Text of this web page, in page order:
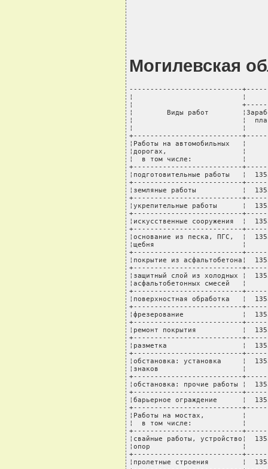
Могилевская
---------------------------
¦                          ¦
¦
¦        Виды работ
¦                          ¦  плата
¦                          ¦
+--------------------------
¦Работы на
¦дорогах,
¦  в том числе:
+--------------------------
¦подготовительные работы   ¦
+--------------------------
¦земляные работы           ¦
+--------------------------
¦укрепительные работы      ¦
+--------------------------
¦искусственные сооружения  ¦
+--------------------------
¦основание из песка, ПГС,  ¦
¦щебня                     ¦
+--------------------------
¦покрытие из асфальтобетона¦
+--------------------------
¦защитный слой из холодных ¦
¦асфальтобетонных
+--------------------------
¦поверхностная обработка   ¦
+--------------------------
¦фрезерование              ¦
+--------------------------
¦ремонт покрытия           ¦
+--------------------------
¦разметка                  ¦
+--------------------------
¦обстановка: установка     ¦
¦знаков                    ¦
+--------------------------
¦обстановка: прочие работы ¦
+--------------------------
¦барьерное ограждение      ¦
+--------------------------
¦Работы на мостах,
¦  в том числе:
+--------------------------
¦свайные работы, устройство¦
¦опор                      ¦
+--------------------------
¦пролетные строения        ¦